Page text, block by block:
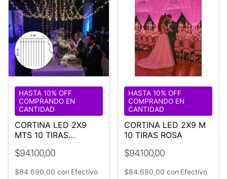
CORTINA LED 2X9
MTS 10 TIRAS
$94.100,00
HASTA 10% OFF
COMPRANDO EN
CANTIDAD
$84.690,00 con Efectivo
CORTINA LED 2X9 M
10 TIRAS ROSA
$94.100,00
HASTA 10% OFF
COMPRANDO EN
CANTIDAD
$84.690,00 con Efectivo